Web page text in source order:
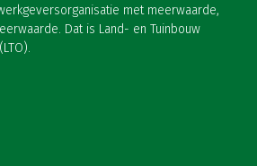
met meerwaarde,
Dat is Land- en Tuinbouw